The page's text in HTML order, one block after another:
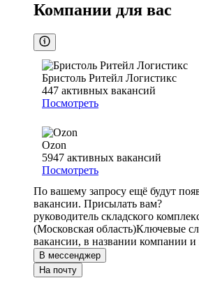
Компании для вас
Бристоль Ритейл Логистикс
447 активных вакансий
Посмотреть
Ozon
5947 активных вакансий
Посмотреть
По вашему запросу ещё будут
вакансии. Присылать вам?
руководитель складского
(Московская область)Ключевые
вакансии, в названии компании
В мессенджер
На почту